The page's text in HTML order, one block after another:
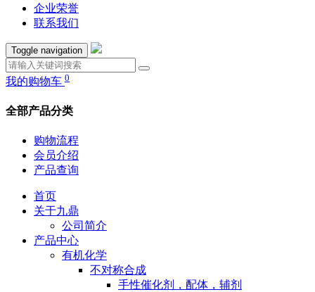
企业荣誉
联系我们
Toggle navigation
我的购物车 0
全部产品分类
购物流程
会员介绍
产品查询
首页
关于九鼎
公司简介
产品中心
有机化学
不对称合成
手性催化剂，配体，辅剂